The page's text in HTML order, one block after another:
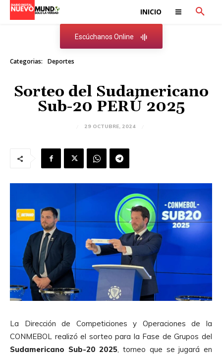
INICIO
Escúchanos Online
Categorias: Deportes
Sorteo del Sudamericano
Sub-20 PERÚ 2025
29 OCTUBRE, 2024
La Dirección de Competiciones y Operaciones de la
CONMEBOL realizó el sorteo para la Fase de Grupos del
Sudamericano Sub-20 2025 , torneo que se jugará en